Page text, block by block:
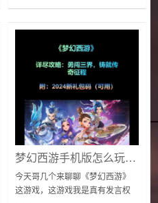
那旮沓，看见水井边上站着几个
梦幻西游手机版怎么玩？新手快速入门攻略！
今天哥几个来聊聊《梦幻西游》
这游戏，这游戏我是真有发言权